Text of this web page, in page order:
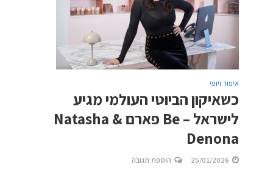
איפור ויופי
כשאיקון הביוטי העולמי מגיע
לישראל – Be פארם & Natasha
Denona
25/01/2026 הוספת תגובה